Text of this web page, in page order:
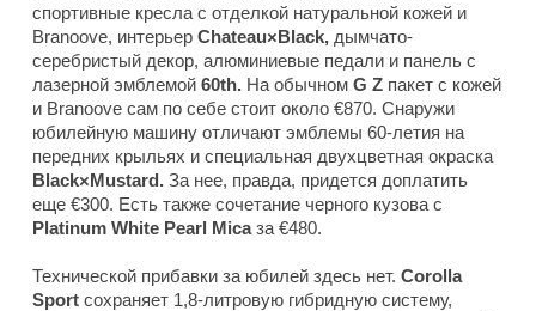
спортивные кресла с отделкой натуральной кожей и
Branoove, интерьер Chateau×Black, дымчато-
серебристый декор, алюминиевые педали и панель с
лазерной эмблемой 60th. На обычном G Z пакет с кожей
и Branoove сам по себе стоит около €870. Снаружи
юбилейную машину отличают эмблемы 60-летия на
передних крыльях и специальная двухцветная окраска
Black×Mustard. За нее, правда, придется доплатить
еще €300. Есть также сочетание черного кузова с
Platinum White Pearl Micaза €480.
Технической прибавки за юбилей здесь нет. Corolla
Sport сохраняет 1,8-литровую гибридную систему,